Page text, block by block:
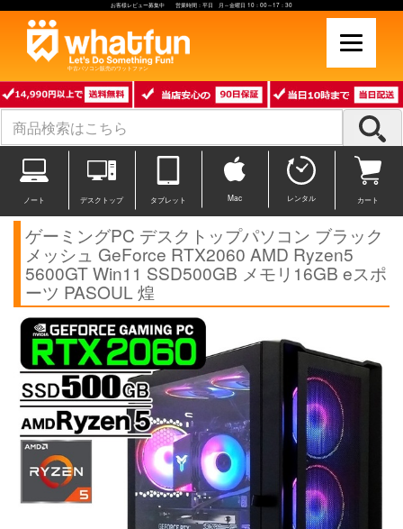
お客様レビュー募集中 営業時間：平日 月～金曜日 10：00～17：30
中古パソコン販売のワットファン
ノート デスクトップ タブレット Mac レンタル カート
ゲーミングPC デスクトップパソコン ブラック
メッシュ GeForce RTX2060 AMD Ryzen5
5600GT Win11 SSD500GB メモリ16GB eスポ
ーツ PASOUL 煌